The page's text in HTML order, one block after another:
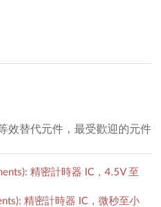
效替代元件，最受歡迎的元件
精密計時器 IC，4.5V 至
精密計時器 IC，微秒至小